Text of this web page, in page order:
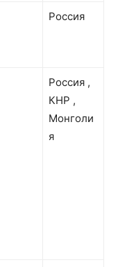
Россия
Россия ,
КНР ,
Монголи
я